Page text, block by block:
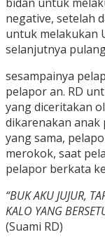
negative, setelah
untuk melakukan
selanjutnya
sesampainya
pelapor an. RD
yang diceritakan
dikarenakan anak
yang sama,
merokok, saat
pelapor berkata
“BUK AKU JUJUR,
KALO YANG
(Suami RD)